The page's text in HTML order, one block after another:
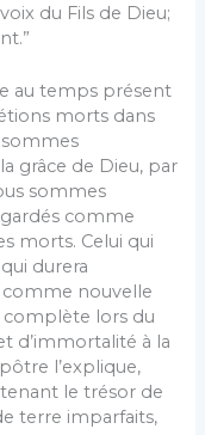
du Fils de Dieu;
au temps présent
morts dans
sommes
grâce de Dieu, par
sommes
comme
morts. Celui qui
durera
nouvelle
complète lors du
d’immortalité à la
l’explique,
le trésor de
terre imparfaits,